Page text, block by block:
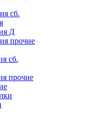
сб.
Д
прочие
сб.
прочие